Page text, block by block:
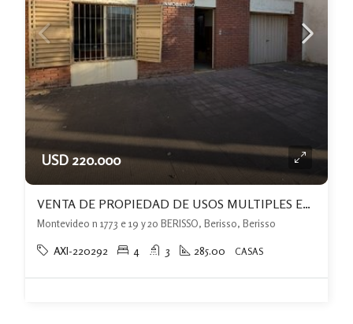
USD 220.000
VENTA DE PROPIEDAD DE USOS MULTIPLES EXCELENTE ZONA.
Montevideo n 1773 e 19 y 20 BERISSO, Berisso, Berisso
AXI-220292 4 3 285.00 CASAS